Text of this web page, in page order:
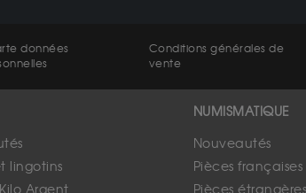
données
Conditions générales de
vente
lingotins
NUMISMATIQUE
Nouveautés
Pièces françaises